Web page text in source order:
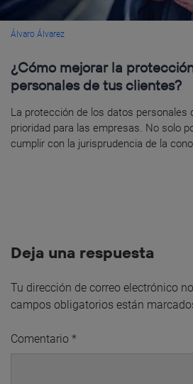
Álvaro Álvarez
¿Cómo mejorar la
personales de tus clientes?
La protección de los datos personales
prioridad para las empresas. No solo
cumplir con la jurisprudencia de la
Deja una respuesta
Tu dirección de correo electrónico
campos obligatorios están
Comentario *